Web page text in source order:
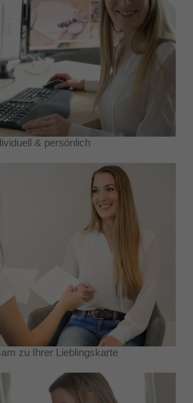
& persönlich
zu Ihrer Lieblingskarte